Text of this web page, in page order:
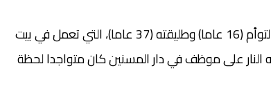
وذكرت الشرطة الاسرائيلية أن الاب اطلق النار على ابنتيه التوأم (16 عاما) وطليقته (37 عاما)، التي تعمل في بيت
الى جانب اطلاقه النار على موظف في دار المسنين كان متواجدا لحظة